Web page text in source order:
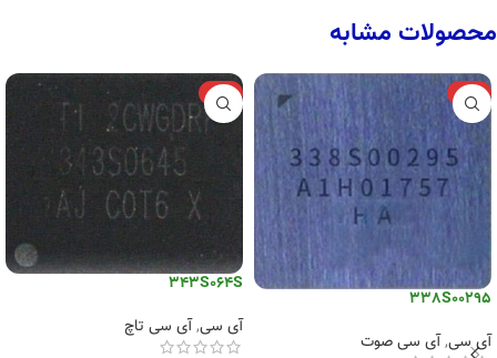
محصولات مشابه
-12%
338S00295
آی سی,آی سی صوت
-6%
343S064S
آی سی,آی سی تاچ